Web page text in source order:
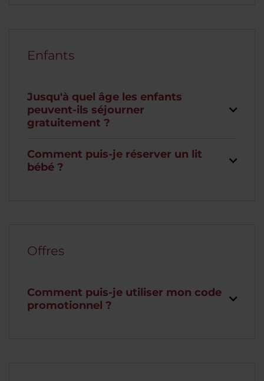
Enfants
Jusqu'à quel âge les enfants
peuvent-ils séjourner
gratuitement ?
Comment puis-je réserver un lit
bébé ?
Offres
Comment puis-je utiliser mon code
promotionnel ?